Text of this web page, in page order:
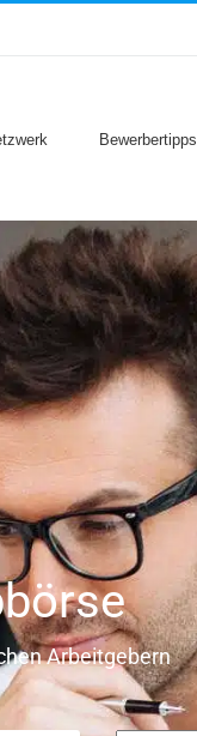
Bewerbertipps
Arbeitgebern